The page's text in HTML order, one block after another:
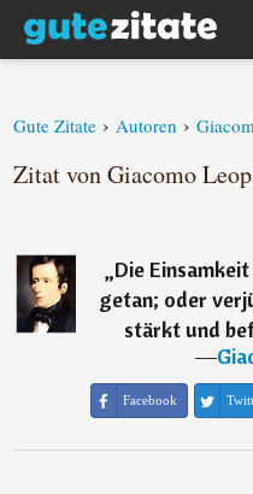
Gute Zitate › Autoren ›
Zitat von Giacomo
„Die
getan; oder
stärkt und
―
Facebook